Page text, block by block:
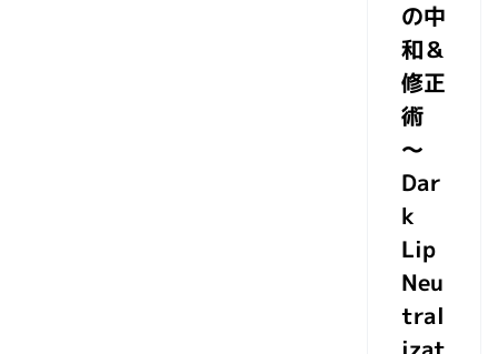
の中
和＆
修正
術
～
Dar
k
Lip
Neu
tral